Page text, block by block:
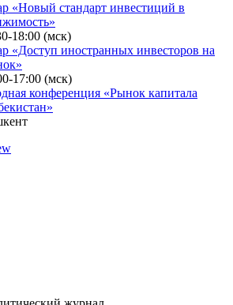
«Новый стандарт инвестиций в
18:00 (мск)
«Доступ иностранных инвесторов на
17:00 (мск)
конференция «Рынок капитала